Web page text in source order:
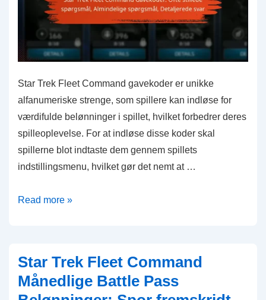
Star Trek Fleet Command gavekoder er unikke
alfanumeriske strenge, som spillere kan indløse for
værdifulde belønninger i spillet, hvilket forbedrer deres
spilleoplevelse. For at indløse disse koder skal
spillerne blot indtaste dem gennem spillets
indstillingsmenu, hvilket gør det nemt at …
Star
Gavekoder:
Ofte
Read more »
Star Trek Fleet Command
Månedlige Battle Pass